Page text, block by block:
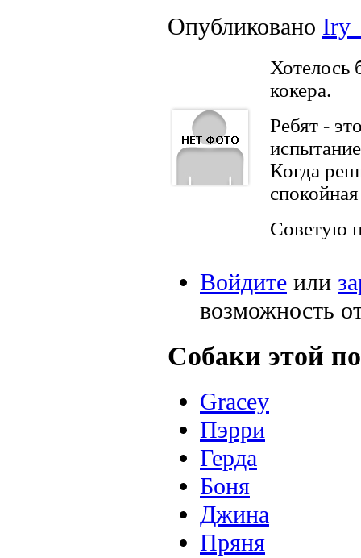
Опубликовано
Хотелось
кокера.
Ребят -
Когда
Советую
Войдите или
возможность
Собаки этой
Gracey
Пэрри
Герда
Боня
Джина
Пряня